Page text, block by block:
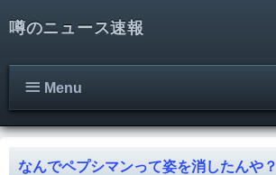
噂のニュース速報
Menu
なんでペプシマンって姿を消したんや？